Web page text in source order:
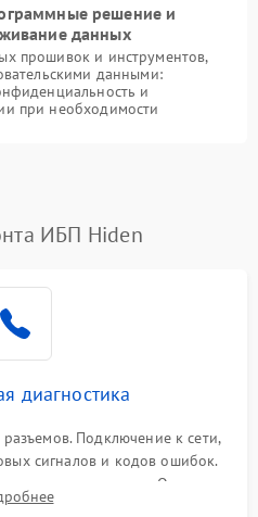
решение и
данных
прошивок и инструментов,
данными:
и
при необходимости
ИБП Hiden
диагностика
Подключение к сети,
сигналов и кодов ошибок.
напряжения. Оценка
основного питания без